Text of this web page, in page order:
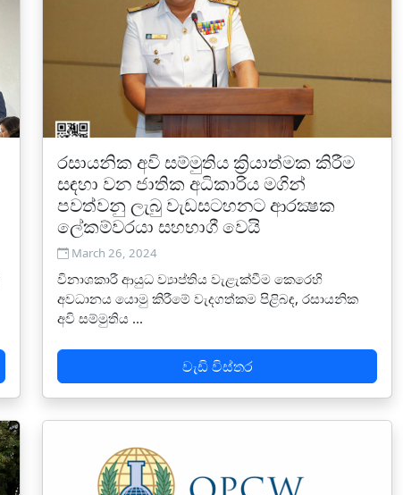
රසායනික අවි සම්මුතිය ක්‍රියාත්මක කිරීම
සඳහා වන ජාතික අධිකාරිය මගින්
පවත්වනු ලැබු වැඩසටහනට ආරක්‍ෂක
ලේකම්වරයා සහභාගී වෙයි
March 26, 2024
විනාශකාරී ආයුධ ව්‍යාප්තිය වැළැක්වීම කෙරෙහි
අවධානය යොමු කිරීමේ වැදගත්කම පිළිබඳ, රසායනික
අවි සම්මුතිය ...
වැඩි විස්තර